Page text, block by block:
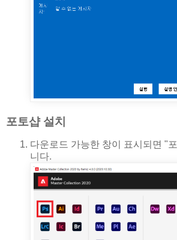
포토샵 설치
다운로드 가능한 창이 표시되면 "
니다.